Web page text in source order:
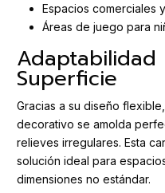
Espacios comerciales
Áreas de juego para
Adaptabilidad
Superficie
Gracias a su diseño
decorativo se amolda
relieves irregulares. Esta
solución ideal para
dimensiones no estándar.